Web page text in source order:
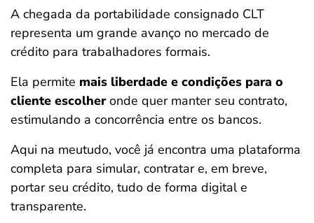
A chegada da portabilidade consignado CLT
representa um grande avanço no mercado de
crédito para trabalhadores formais.
Ela permite mais liberdade e condições para o
cliente escolheronde quer manter seu contrato,
estimulando a concorrência entre os bancos.
Aqui na meutudo, você já encontra uma plataforma
completa para simular, contratar e, em breve,
portar seu crédito, tudo de forma digital e
transparente.